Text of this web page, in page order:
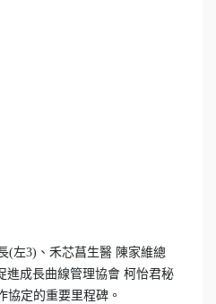
(左3)、禾芯菖生醫 陳家維總
進成長曲線管理協會 柯怡君秘
協定的重要里程碑。